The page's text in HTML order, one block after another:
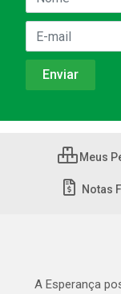
Meus
Notas
A Esperança